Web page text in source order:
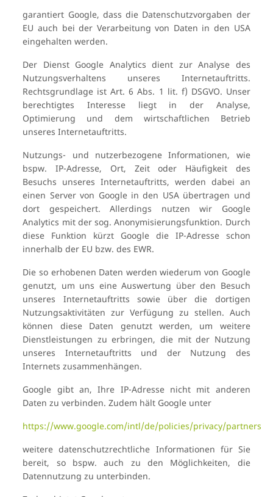
garantiert Google, dass die Datenschutzvorgaben der
EU auch bei der Verarbeitung von Daten in den USA
eingehalten werden.
Der Dienst Google Analytics dient zur Analyse des
Nutzungsverhaltens unseres Internetauftritts.
Rechtsgrundlage ist Art. 6 Abs. 1 lit. f) DSGVO. Unser
berechtigtes Interesse liegt in der Analyse,
Optimierung und dem wirtschaftlichen Betrieb
unseres Internetauftritts.
Nutzungs- und nutzerbezogene Informationen, wie
bspw. IP-Adresse, Ort, Zeit oder Häufigkeit des
Besuchs unseres Internetauftritts, werden dabei an
einen Server von Google in den USA übertragen und
dort gespeichert. Allerdings nutzen wir Google
Analytics mit der sog. Anonymisierungsfunktion. Durch
diese Funktion kürzt Google die IP-Adresse schon
innerhalb der EU bzw. des EWR.
Die so erhobenen Daten werden wiederum von Google
genutzt, um uns eine Auswertung über den Besuch
unseres Internetauftritts sowie über die dortigen
Nutzungsaktivitäten zur Verfügung zu stellen. Auch
können diese Daten genutzt werden, um weitere
Dienstleistungen zu erbringen, die mit der Nutzung
unseres Internetauftritts und der Nutzung des
Internets zusammenhängen.
Google gibt an, Ihre IP-Adresse nicht mit anderen
Daten zu verbinden. Zudem hält Google unter
https://www.google.com/intl/de/policies/privacy/partners
weitere datenschutzrechtliche Informationen für Sie
bereit, so bspw. auch zu den Möglichkeiten, die
Datennutzung zu unterbinden.